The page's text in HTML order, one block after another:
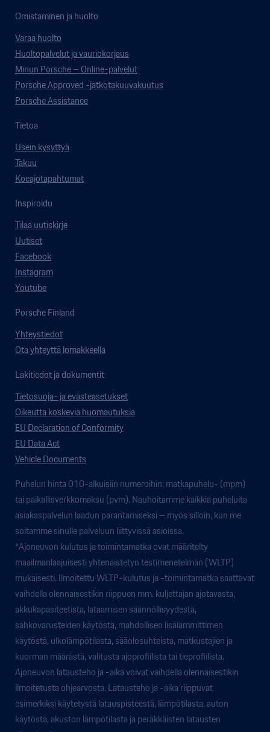
Omistaminen ja huolto
Varaa huolto
Huoltopalvelut ja vauriokorjaus
Minun Porsche – Online-palvelut
Porsche Approved -jatkotakuuvakuutus
Porsche Assistance
Tietoa
Usein kysyttyä
Takuu
Koeajotapahtumat
Inspiroidu
Tilaa uutiskirje
Uutiset
Facebook
Instagram
Youtube
Porsche Finland
Yhteystiedot
Ota yhteyttä lomakkeella
Lakitiedot ja dokumentit
Tietosuoja- ja evästeasetukset
Oikeutta koskevia huomautuksia
EU Declaration of Conformity
EU Data Act
Vehicle Documents
Puhelun hinta 010-alkuisiin numeroihin: matkapuhelu- (mpm)
tai paikallisverkkomaksu (pvm). Nauhoitamme kaikkia puheluita
asiakaspalvelun laadun parantamiseksi – myös silloin, kun me
soitamme sinulle palveluun liittyvissä asioissa.
*Ajoneuvon kulutus ja toimintamatka ovat määritelty
maailmanlaajuisesti yhtenäistetyn testimenetelmän (WLTP)
mukaisesti. Ilmoitettu WLTP-kulutus ja -toimintamatka saattavat
vaihdella olennaisestikin riippuen mm. kuljettajan ajotavasta,
akkukapasiteetista, lataamisen säännöllisyydestä,
sähkövarusteiden käytöstä, mahdollisen lisälämmittimen
käytöstä, ulkolämpötilasta, sääolosuhteista, matkustajien ja
kuorman määrästä, valitusta ajoprofiilista tai tieprofiilista.
Ajoneuvon latausteho ja -aika voivat vaihdella olennaisestikin
ilmoitetusta ohjearvosta. Latausteho ja -aika riippuvat
esimerkiksi käytetystä latauspisteestä, lämpötilasta, auton
käytöstä, akuston lämpötilasta ja peräkkäisten latausten